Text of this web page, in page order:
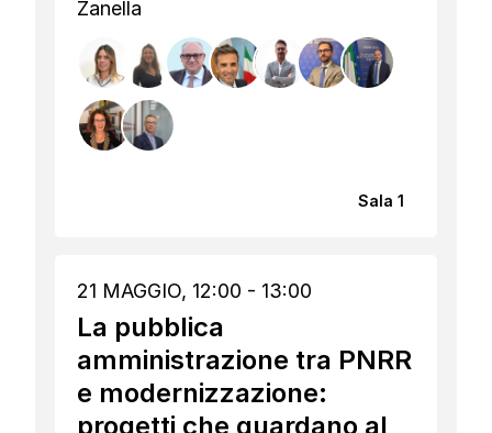
Zanella
Sala 1
21 MAGGIO, 12:00 - 13:00
La pubblica
amministrazione tra PNRR
e modernizzazione:
progetti che guardano al